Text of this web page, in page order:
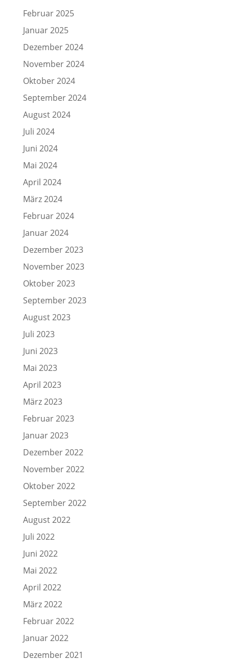
Februar 2025
Januar 2025
Dezember 2024
November 2024
Oktober 2024
September 2024
August 2024
Juli 2024
Juni 2024
Mai 2024
April 2024
März 2024
Februar 2024
Januar 2024
Dezember 2023
November 2023
Oktober 2023
September 2023
August 2023
Juli 2023
Juni 2023
Mai 2023
April 2023
März 2023
Februar 2023
Januar 2023
Dezember 2022
November 2022
Oktober 2022
September 2022
August 2022
Juli 2022
Juni 2022
Mai 2022
April 2022
März 2022
Februar 2022
Januar 2022
Dezember 2021